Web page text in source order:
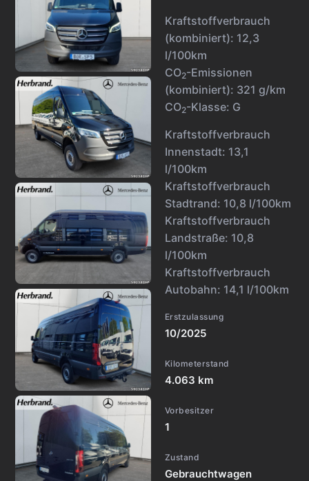
Kraftstoffverbrauch
(kombiniert): 12,3
l/100km
CO2-Emissionen
(kombiniert): 321 g/km
CO2-Klasse: G
Kraftstoffverbrauch
Innenstadt: 13,1
l/100km
Kraftstoffverbrauch
Stadtrand: 10,8 l/100km
Kraftstoffverbrauch
Landstraße: 10,8
l/100km
Kraftstoffverbrauch
Autobahn: 14,1 l/100km
Erstzulassung
10/2025
Kilometerstand
4.063 km
Vorbesitzer
1
Zustand
Gebrauchtwagen